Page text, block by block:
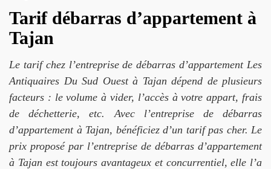
Tarif débarras d’appartement à
Tajan
Le tarif chez l’entreprise de débarras d’appartement Les
Antiquaires Du Sud Ouest à Tajan dépend de plusieurs
facteurs : le volume à vider, l’accès à votre appart, frais
de déchetterie, etc. Avec l’entreprise de débarras
d’appartement à Tajan, bénéficiez d’un tarif pas cher. Le
prix proposé par l’entreprise de débarras d’appartement
à Tajan est toujours avantageux et concurrentiel, elle l’a